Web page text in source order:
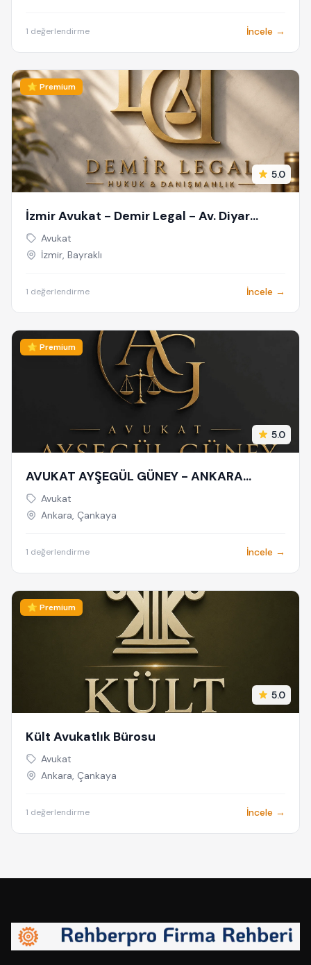
1 değerlendirme İncele →
⭐ Premium
5.0
İzmir Avukat - Demir Legal - Av. Diyar
Demir - İzmir Ceza Avukatı
Avukat
İzmir, Bayraklı
1 değerlendirme İncele →
⭐ Premium
5.0
AVUKAT AYŞEGÜL GÜNEY - ANKARA
AVUKAT - CEZA AVUKATI - BOŞANMA
AVUKATI - TAZMİNAT AVUKATI
Avukat
Ankara, Çankaya
1 değerlendirme İncele →
⭐ Premium
5.0
Kült Avukatlık Bürosu
Avukat
Ankara, Çankaya
1 değerlendirme İncele →